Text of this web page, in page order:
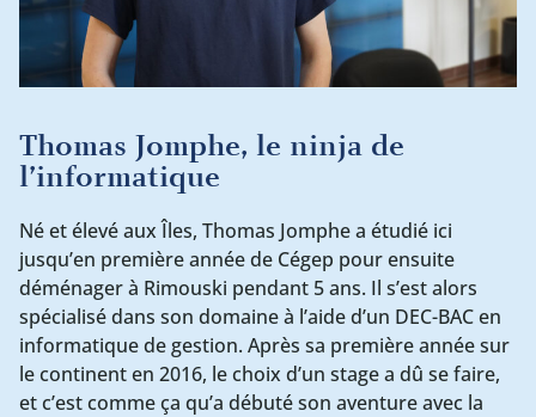
Thomas Jomphe, le ninja de
l’informatique
Né et élevé aux Îles, Thomas Jomphe a étudié ici
jusqu’en première année de Cégep pour ensuite
déménager à Rimouski pendant 5 ans. Il s’est alors
spécialisé dans son domaine à l’aide d’un DEC-BAC en
informatique de gestion. Après sa première année sur
le continent en 2016, le choix d’un stage a dû se faire,
et c’est comme ça qu’a débuté son aventure avec la